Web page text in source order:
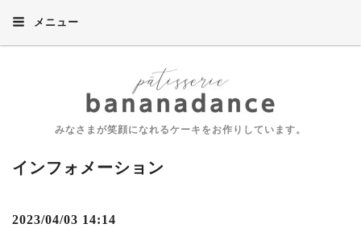
メニュー
みなさまが笑顔になれるケーキをお作りしています。
インフォメーション
2023/04/03 14:14